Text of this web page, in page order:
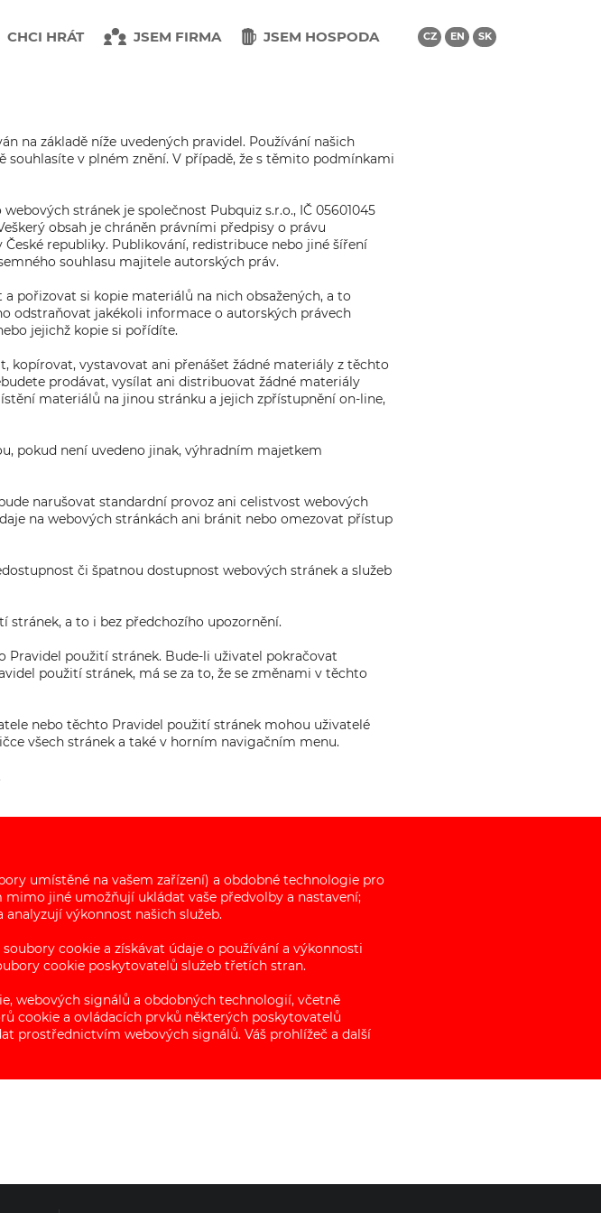
CHCI HRÁT JSEM FIRMA JSEM HOSPODA CZ EN SK
na základě níže uvedených pravidel. Používání našich
v plném znění. V případě, že s těmito podmínkami
stránek je společnost Pubquiz s.r.o., IČ 05601045
obsah je chráněn právními předpisy o právu
republiky. Publikování, redistribuce nebo jiné šíření
souhlasu majitele autorských práv.
pořizovat si kopie materiálů na nich obsažených, a to
odstraňovat jakékoli informace o autorských právech
jejichž kopie si pořídíte.
kopírovat, vystavovat ani přenášet žádné materiály z těchto
prodávat, vysílat ani distribuovat žádné materiály
materiálů na jinou stránku a jejich zpřístupnění on-line,
pokud není uvedeno jinak, výhradním majetkem
narušovat standardní provoz ani celistvost webových
na webových stránkách ani bránit nebo omezovat přístup
či špatnou dostupnost webových stránek a služeb
stránek, a to i bez předchozího upozornění.
Pravidel použití stránek. Bude-li uživatel pokračovat
použití stránek, má se za to, že se změnami v těchto
nebo těchto Pravidel použití stránek mohou uživatelé
všech stránek a také v horním navigačním menu.
umístěné na vašem zařízení) a obdobné technologie pro
jiné umožňují ukládat vaše předvolby a nastavení;
výkonnost našich služeb.
cookie a získávat údaje o používání a výkonnosti
cookie poskytovatelů služeb třetích stran.
webových signálů a obdobných technologií, včetně
cookie a ovládacích prvků některých poskytovatelů
prostřednictvím webových signálů. Váš prohlížeč a další